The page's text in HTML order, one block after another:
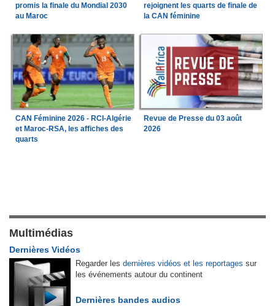
promis la finale du Mondial 2030
au Maroc
rejoignent les quarts de finale de
la CAN féminine
CAN Féminine 2026 - RCI-Algérie
et Maroc-RSA, les affiches des
quarts
Revue de Presse du 03 août
2026
Multimédias
Dernières Vidéos
Regarder les dernières vidéos et les reportages sur
les événements autour du continent
Dernières bandes audios